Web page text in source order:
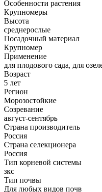
Особенности растения
Крупномеры
Высота
среднерослые
Посадочный материал
Крупномер
Применение
для плодового сада, для
Возраст
5 лет
Регион
Морозостойкие
Созревание
август-сентябрь
Страна производитель
Россия
Страна селекционера
Россия
Тип корневой системы
зкс
Тип почвы
Для любых видов почв